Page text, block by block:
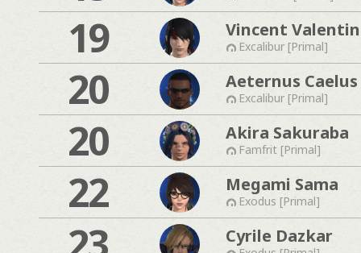
19 Vincent
Excalibur [Primal]
20 Aeternus Caelus
Excalibur [Primal]
20 Akira Sakuraba
Famfrit [Primal]
22 Megami Sama
Exodus [Primal]
Cyrile Dazkar